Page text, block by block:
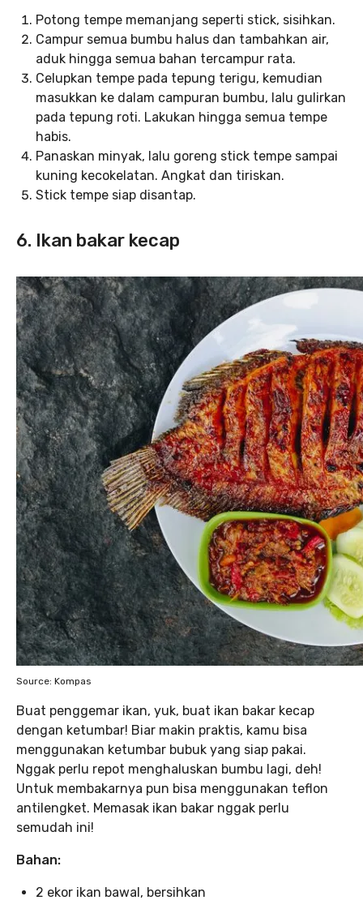
Potong tempe memanjang seperti stick, sisihkan.
Campur semua bumbu halus dan tambahkan air,
aduk hingga semua bahan tercampur rata.
Celupkan tempe pada tepung terigu, kemudian
masukkan ke dalam campuran bumbu, lalu gulirkan
pada tepung roti. Lakukan hingga semua tempe
habis.
Panaskan minyak, lalu goreng stick tempe sampai
kuning kecokelatan. Angkat dan tiriskan.
Stick tempe siap disantap.
6. Ikan bakar kecap
Source: Kompas
Buat penggemar ikan, yuk, buat ikan bakar kecap
dengan ketumbar! Biar makin praktis, kamu bisa
menggunakan ketumbar bubuk yang siap pakai.
Nggak perlu repot menghaluskan bumbu lagi, deh!
Untuk membakarnya pun bisa menggunakan teflon
antilengket. Memasak ikan bakar nggak perlu
semudah ini!
Bahan:
2 ekor ikan bawal, bersihkan